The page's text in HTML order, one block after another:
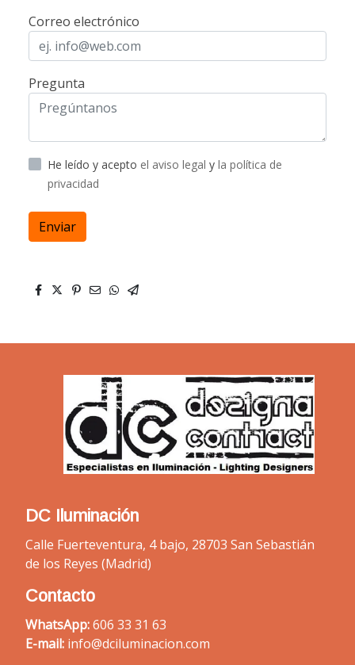
Correo electrónico
Pregunta
He leído y acepto el aviso legal y la política de
privacidad
Enviar
DC Iluminación
Calle Fuerteventura, 4 bajo, 28703 San Sebastián
de los Reyes (Madrid)
Contacto
WhatsApp:606 33 31 63
E-mail: info@dciluminacion.com